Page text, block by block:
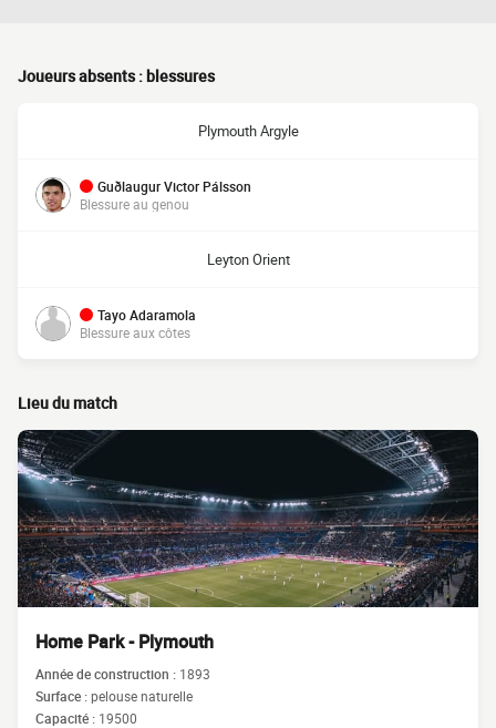
Joueurs absents : blessures
Plymouth Argyle
Guðlaugur Victor Pálsson
Blessure au genou
Leyton Orient
Tayo Adaramola
Blessure aux côtes
Lieu du match
Home Park - Plymouth
Année de construction : 1893
Surface :pelouse naturelle
Capacité : 19500